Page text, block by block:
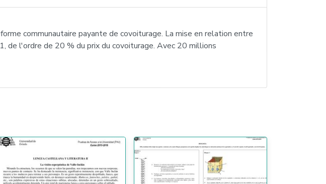
communautaire payante de covoiturage. La mise en relation entre
de l'ordre de 20 % du prix du covoiturage. Avec 20 millions